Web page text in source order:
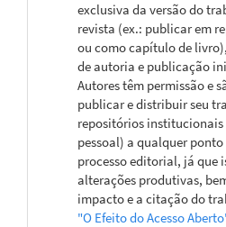
exclusiva da versão do
revista (ex.: publicar em
ou como capítulo de
de autoria e publicação
Autores têm permissão e
publicar e distribuir seu
repositórios institucionais
pessoal) a qualquer
processo editorial, já que
alterações produtivas,
impacto e a citação do
"O Efeito do Acesso